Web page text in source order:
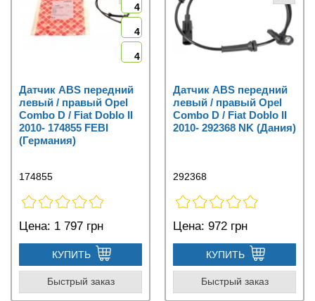
4
4
4
Датчик ABS передний
левый / правый Opel
Combo D / Fiat Doblo II
2010- 174855 FEBI
(Германия)
174855
Цена: 1 797 грн
КУПИТЬ
Быстрый заказ
Датчик ABS передний
левый / правый Opel
Combo D / Fiat Doblo II
2010- 292368 NK (Дания)
292368
Цена: 972 грн
КУПИТЬ
Быстрый заказ